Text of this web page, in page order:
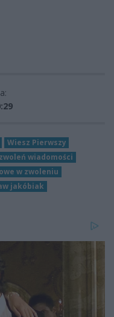
Wiesz Pierwszy
zwoleń wiadomości
w zwoleniu
jakóbiak